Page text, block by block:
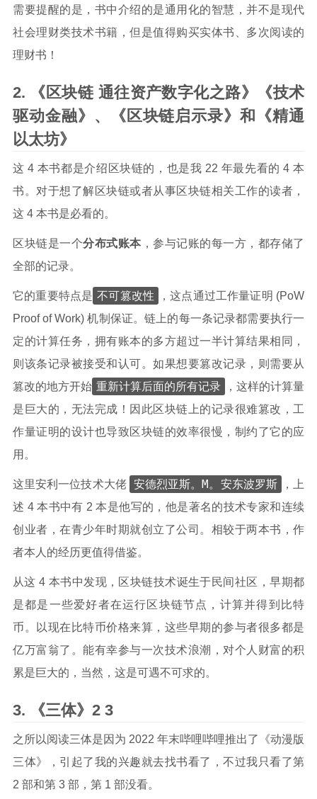
需要提醒的是，书中介绍的是通用化的智慧，并不是现代
社会理财类技术书籍，但是值得购买实体书、多次阅读的
理财书！
《区块链 通往资产数字化之路》《技术
驱动金融》、《区块链启示录》和《精通
以太坊》
这 4 本书都是介绍区块链的，也是我 22 年最先看的 4 本
书。对于想了解区块链或者从事区块链相关工作的读者，
这 4 本书是必看的。
区块链是一个分布式账本，参与记账的每一方，都存储了
全部的记录。
它的重要特点是 不可篡改性
，这点通过工作量证明 (PoW
Proof of Work) 机制保证。链上的每一条记录都需要执行一
定的计算任务，拥有账本的多方超过一半计算结果相同，
则该条记录被接受和认可。如果想要篡改记录，则需要从
篡改的地方开始 重新计算后面的所有记录
，这样的计算量
是巨大的，无法完成！因此区块链上的记录很难篡改，工
作量证明的设计也导致区块链的效率很慢，制约了它的应
用。
这里安利一位技术大佬 安德烈亚斯。M。安东波罗斯
，上
述 4 本书中有 2 本是他写的，他是著名的技术专家和连续
创业者，在青少年时期就创立了公司。相较于两本书，作
者本人的经历更值得借鉴。
从这 4 本书中发现，区块链技术诞生于民间社区，早期都
是都是一些爱好者在运行区块链节点，计算并得到比特
币。以现在比特币价格来算，这些早期的参与者很多都是
亿万富翁了。能有幸参与一次技术浪潮，对个人财富的积
累是巨大的，当然，这是可遇不可求的。
《三体》2 3
之所以阅读三体是因为 2022 年末哔哩哔哩推出了《动漫版
三体》，引起了我的兴趣就去找书看了，不过我只看了第
2 部和第 3 部，第 1 部没看。